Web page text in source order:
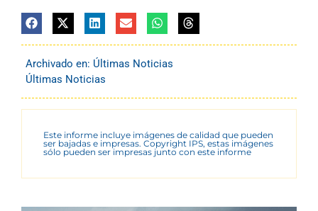
Archivado en: Últimas Noticias
Últimas Noticias
Este informe incluye imágenes de calidad que pueden
ser bajadas e impresas. Copyright IPS, estas imágenes
sólo pueden ser impresas junto con este informe